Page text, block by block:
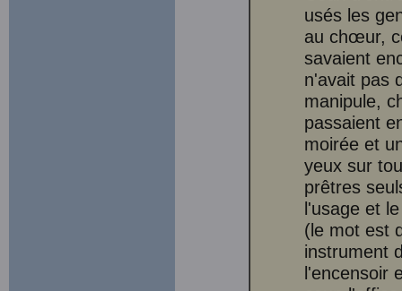
usés les
au chœur,
savaient
n'avait pas
manipule,
passaient
moirée et
yeux sur
prêtres
l'usage et
(le mot est
instrument
l'encensoir